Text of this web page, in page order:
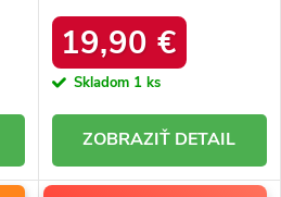
BLACK
19,90 €
Skladom 1 ks
DETAIL